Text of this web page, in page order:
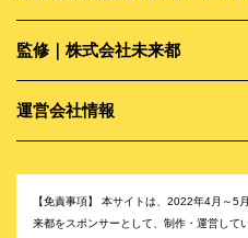
監修｜株式会社未来都
運営会社情報
【免責事項】
本サイトは、2022年4月～5
来都をスポンサーとして、制作・運営して